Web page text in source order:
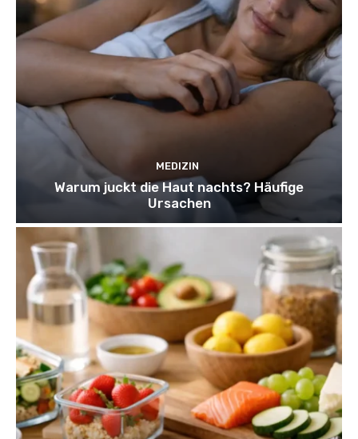
MEDIZIN
Warum juckt die Haut nachts? Häufige
Ursachen